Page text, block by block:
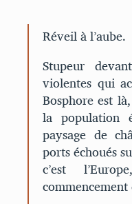
Réveil à l’aube.
Stupeur
violentes qui
Bosphore est
la population
paysage de
ports échoués
c’est
commencement